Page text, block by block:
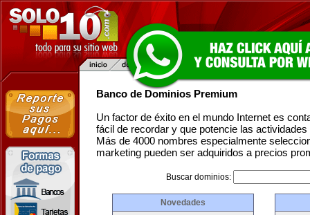
Banco de Dominios Premium
Un factor de éxito en el mundo Internet es
fácil de recordar y que potencie las
Más de 4000 nombres especialmente
marketing pueden ser adquiridos a precios
Buscar dominios:
Novedades